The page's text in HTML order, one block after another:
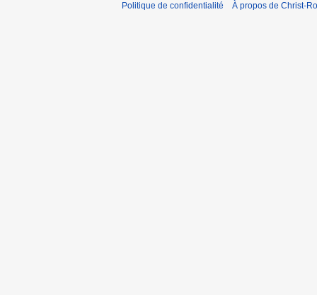
Politique de confidentialité À propos de Christ-